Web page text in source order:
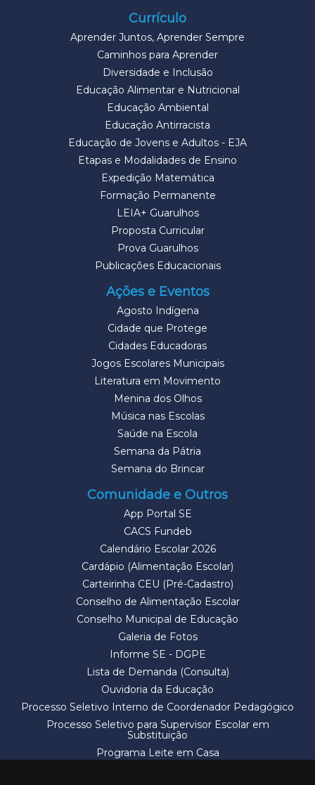
Currículo
Aprender Juntos, Aprender Sempre
Caminhos para Aprender
Diversidade e Inclusão
Educação Alimentar e Nutricional
Educação Ambiental
Educação Antirracista
Educação de Jovens e Adultos - EJA
Etapas e Modalidades de Ensino
Expedição Matemática
Formação Permanente
LEIA+ Guarulhos
Proposta Curricular
Prova Guarulhos
Publicações Educacionais
Ações e Eventos
Agosto Indígena
Cidade que Protege
Cidades Educadoras
Jogos Escolares Municipais
Literatura em Movimento
Menina dos Olhos
Música nas Escolas
Saúde na Escola
Semana da Pátria
Semana do Brincar
Comunidade e Outros
App Portal SE
CACS Fundeb
Calendário Escolar 2026
Cardápio (Alimentação Escolar)
Carteirinha CEU (Pré-Cadastro)
Conselho de Alimentação Escolar
Conselho Municipal de Educação
Galeria de Fotos
Informe SE - DGPE
Lista de Demanda (Consulta)
Ouvidoria da Educação
Processo Seletivo Interno de Coordenador Pedagógico
Processo Seletivo para Supervisor Escolar em
Substituição
Programa Leite em Casa